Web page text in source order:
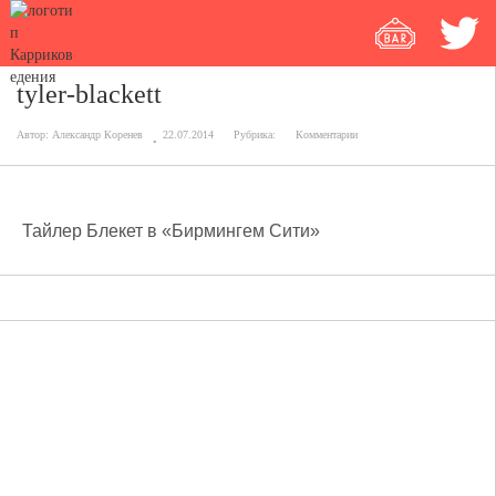
tyler-blackett
Автор: Александр Коренев 22.07.2014 Рубрика: Комментарии
Тайлер Блекет в «Бирмингем Сити»